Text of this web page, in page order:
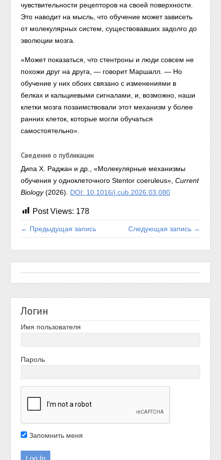
чувствительности рецепторов на своей поверхности.
Это наводит на мысль, что обучение может зависеть
от молекулярных систем, существовавших задолго до
эволюции мозга.
«Может показаться, что стентроны и люди совсем не
похожи друг на друга, — говорит Маршалл. — Но
обучение у них обоих связано с изменениями в
белках и кальциевыми сигналами, и, возможно, наши
клетки мозга позаимствовали этот механизм у более
ранних клеток, которые могли обучаться
самостоятельно».
Сведения о публикации
Дипа Х. Раджан и др., «Молекулярные механизмы
обучения у одноклеточного Stentor coeruleus»,Current
Biology(2026). DOI: 10.1016/j.cub.2026.03.080
Post Views: 178
← Предыдущая запись Следующая запись →
Логин
Имя пользователя
Пароль
Запомнить меня